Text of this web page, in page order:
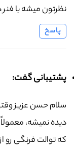
نظرتون میشه با فنر
پاسخ
پشتیبانی گفت:
سلام حسن عزیز
دیده نمیشه، معمولاً
که توالت فرنگی رو